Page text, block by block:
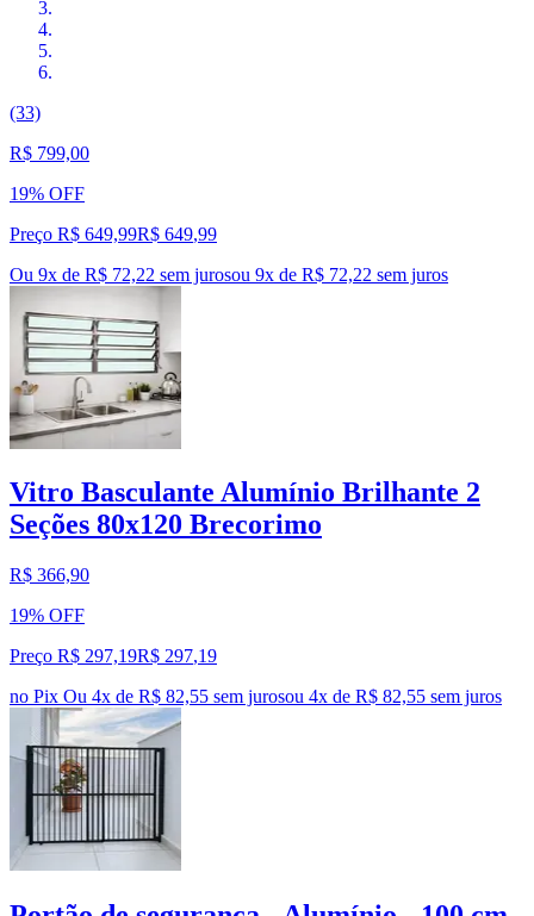
(33)
R$ 799,00
19% OFF
Preço R$ 649,99R$ 649,99
Ou 9x de R$ 72,22 sem jurosou 9x de R$ 72,22 sem juros
Vitro Basculante Alumínio Brilhante 2
Seções 80x120 Brecorimo
R$ 366,90
19% OFF
Preço R$ 297,19R$ 297,19
no Pix Ou 4x de R$ 82,55 sem jurosou 4x de R$ 82,55 sem juros